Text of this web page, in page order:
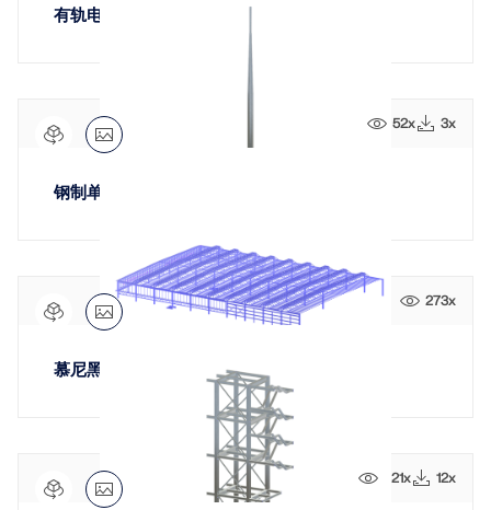
有轨电车车辆维修车间
52x 3x
钢制单桅杆天线塔
273x
慕尼黑中央车站轨道站房屋顶
321x 12x